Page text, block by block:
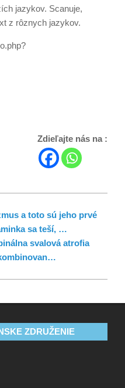
jazykov. Scanuje,
z rôznych jazykov.
Zdieľajte nás na :
a toto sú jeho prvé
sa teší, …
svalová atrofia
ZDRUŽENIE